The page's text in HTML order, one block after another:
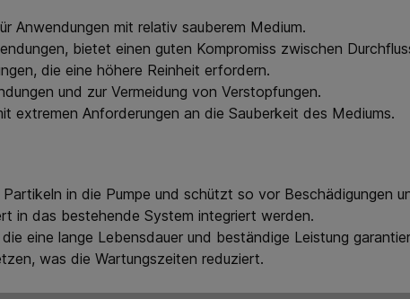
Anwendungen mit relativ sauberem Medium.
bietet einen guten Kompromiss zwischen
die eine höhere Reinheit erfordern.
und zur Vermeidung von Verstopfungen.
extremen Anforderungen an die Sauberkeit des Mediums.
in die Pumpe und schützt so vor Beschädigungen
in das bestehende System integriert werden.
eine lange Lebensdauer und beständige Leistung
was die Wartungszeiten reduziert.